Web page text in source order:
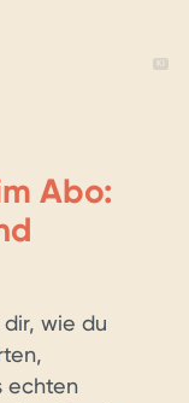
Abo:
wie du
echten